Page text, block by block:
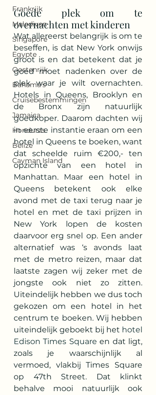
Frankrijk
Malediven
Singapore
Egypte
Oostenrijk
Bahama's
Cruisebestemmingen
Jamaica
Honduras
Belize
Cayman Island
Goede plek om te
overnachten met kinderen
Wat allereerst belangrijk is om te
beseffen, is dat New York onwijs
groot is en dat betekent dat je
goed moet nadenken over de
plek waar je wilt overnachten.
Hotels in Queens, Brooklyn en
de Bronx zijn natuurlijk
goedkoper. Daarom dachten wij
in eerste instantie eraan om een
hotel in Queens te boeken, want
dat scheelde ruim €200,- ten
opzichte van een hotel in
Manhattan. Maar een hotel in
Queens betekent ook elke
avond met de taxi terug naar je
hotel en met de taxi prijzen in
New York lopen de kosten
daarvoor erg snel op. Een ander
alternatief was ‘s avonds laat
met de metro reizen, maar dat
laatste zagen wij zeker met de
jongste ook niet zo zitten.
Uiteindelijk hebben we dus toch
gekozen om een hotel in het
centrum te boeken. Wij hebben
uiteindelijk geboekt bij het hotel
Edison Times Square en dat ligt,
zoals je waarschijnlijk al
vermoed, vlakbij Times Square
op 47th Street. Dat klinkt
behalve mooi natuurlijk ook